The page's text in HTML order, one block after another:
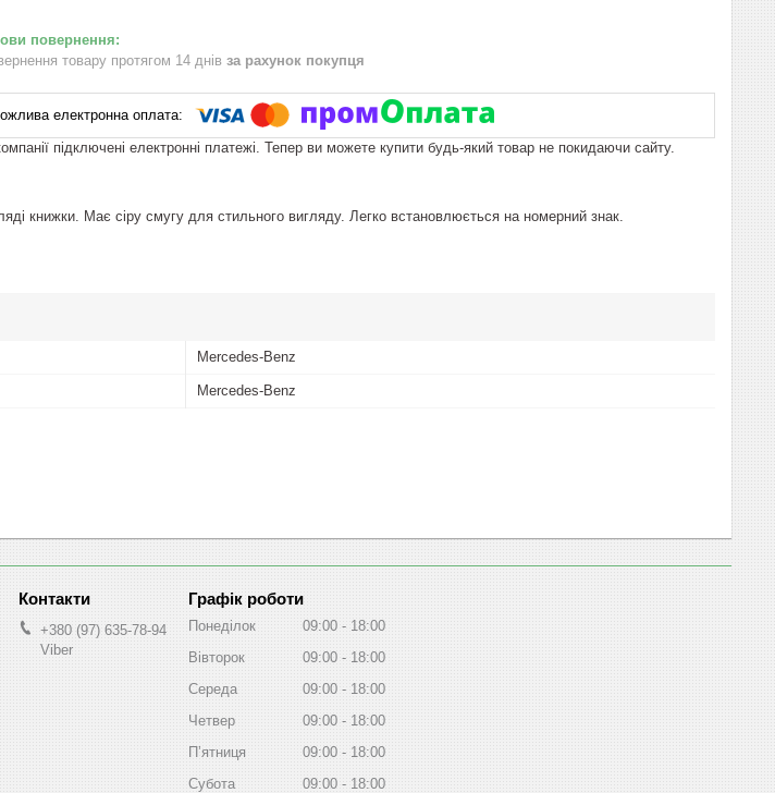
товару протягом 14 днів за рахунок покупця
підключені електронні платежі. Тепер ви можете купити будь-який товар не покидаючи сайту.
книжки. Має сіру смугу для стильного вигляду. Легко встановлюється на номерний знак.
Mercedes-Benz
Mercedes-Benz
+380 (97) 635-78-94
Viber
Графік роботи
Понеділок 09:00
18:00
Вівторок
09:00
18:00
Середа
09:00
18:00
Четвер
09:00
18:00
Пʼятниця
09:00
18:00
Субота
09:00
18:00